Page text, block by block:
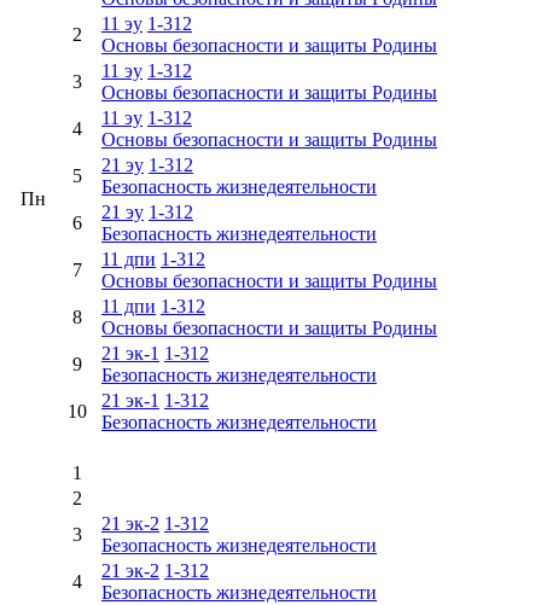
Пн
2
11 эу 1-312
Основы безопасности и защиты Родины
3
11 эу 1-312
Основы безопасности и защиты Родины
4
11 эу 1-312
Основы безопасности и защиты Родины
5
21 эу 1-312
Безопасность жизнедеятельности
6
21 эу 1-312
Безопасность жизнедеятельности
7
11 дпи 1-312
Основы безопасности и защиты Родины
8
11 дпи 1-312
Основы безопасности и защиты Родины
9
21 эк-1 1-312
Безопасность жизнедеятельности
10
21 эк-1 1-312
Безопасность жизнедеятельности
1
2
3
21 эк-2 1-312
Безопасность жизнедеятельности
4
21 эк-2 1-312
Безопасность жизнедеятельности